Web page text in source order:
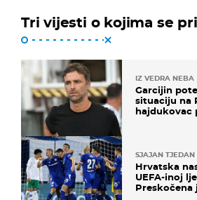
Tri vijesti o kojima se
IZ VEDRA NEBA
Garcijin
situaciju na
hajdukovac
SJAJAN TJEDAN
Hrvatska
UEFA-inoj
Preskočena